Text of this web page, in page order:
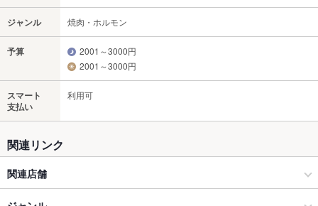
ジャンル 焼肉・ホルモン
予算
2001～3000円
2001～3000円
スマート
支払い
利用可
関連リンク
関連店舗